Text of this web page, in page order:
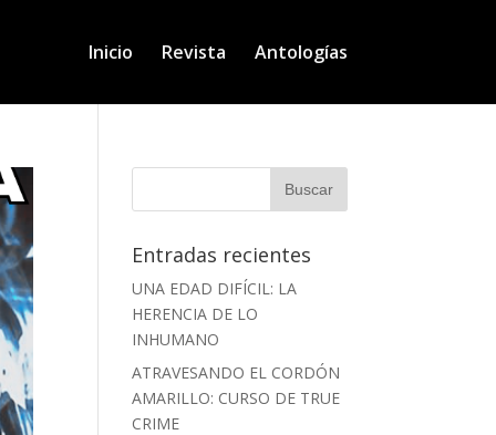
Inicio Revista Antologías
Entradas recientes
UNA EDAD DIFÍCIL: LA
HERENCIA DE LO
INHUMANO
ATRAVESANDO EL CORDÓN
AMARILLO: CURSO DE TRUE
CRIME